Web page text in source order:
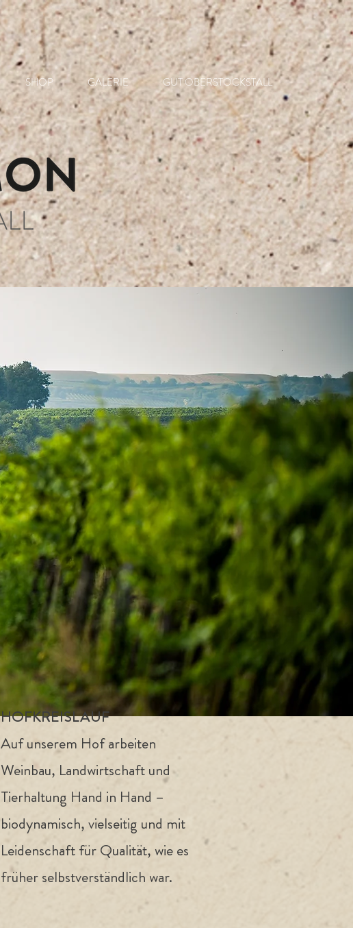
SHOP GALERIE GUT OBERSTOCKSTALL
HOFKREISLAUF
Auf unserem Hof arbeiten
Weinbau, Landwirtschaft und
Tierhaltung Hand in Hand –
biodynamisch, vielseitig und mit
Leidenschaft für Qualität, wie es
früher selbstverständlich war.